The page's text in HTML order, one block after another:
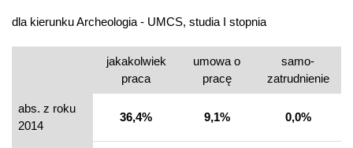
dla kierunku Archeologia - UMCS, studia I stopnia
jakakolwiek
praca
umowa o
pracę
samo­
zatrudnienie
abs. z roku
2014
36,4% 9,1% 0,0%